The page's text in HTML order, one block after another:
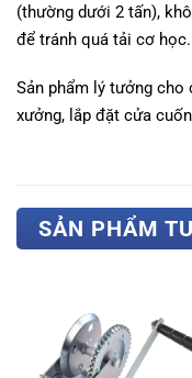
(thường dưới 2 tấn),
để tránh quá tải cơ học.
Sản phẩm lý tưởng cho
xưởng, lắp đặt cửa
SẢN PHẨM